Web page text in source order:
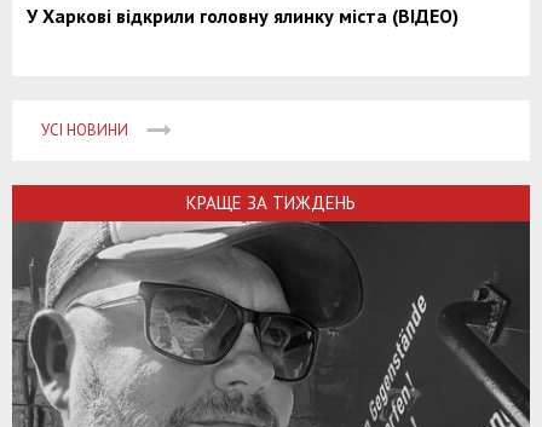
У Харкові відкрили головну ялинку міста (ВІДЕО)
УСІ НОВИНИ
КРАЩЕ ЗА ТИЖДЕНЬ